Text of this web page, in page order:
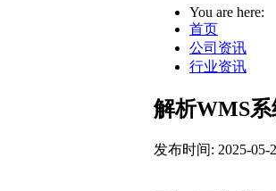
You are here:
首页
公司资讯
行业资讯
解析WMS
发布时间: 2025-05-